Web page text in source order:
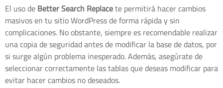
El uso deBetter Search Replacete permitirá hacer cambios
masivos en tu sitio WordPress de forma rápida y sin
complicaciones. No obstante, siempre es recomendable realizar
una copia de seguridad antes de modificar la base de datos, por
si surge algún problema inesperado. Además, asegúrate de
seleccionar correctamente las tablas que deseas modificar para
evitar hacer cambios no deseados.